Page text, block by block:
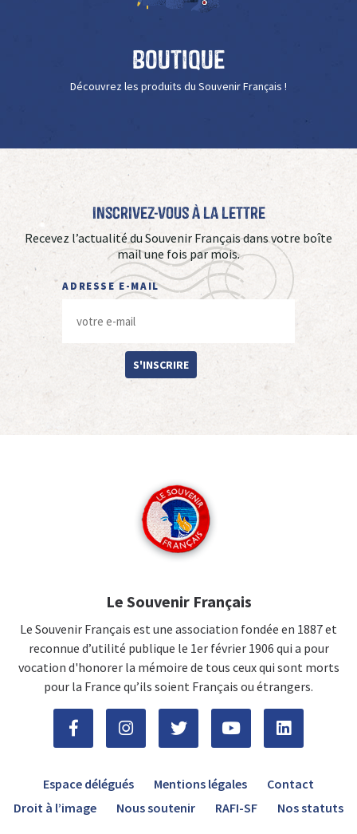
Boutique
Découvrez les produits du Souvenir Français !
Inscrivez-vous à La Lettre
Recevez l’actualité du Souvenir Français dans votre boîte
mail une fois par mois.
ADRESSE E-MAIL
S'INSCRIRE
Le Souvenir Français
Le Souvenir Français est une association fondée en 1887 et
reconnue d’utilité publique le 1er février 1906 qui a pour
vocation d'honorer la mémoire de tous ceux qui sont morts
pour la France qu’ils soient Français ou étrangers.
Espace délégués Mentions légales
Contact
Droit à l’image
Nous soutenir RAFI-SF Nos statuts